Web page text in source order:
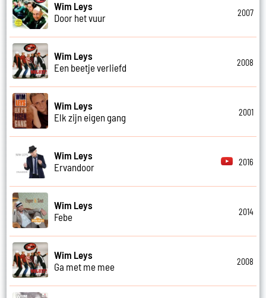
Wim Leys
Door het vuur
2007
Wim Leys
Een beetje verliefd
2008
Wim Leys
Elk zijn eigen gang
2001
Wim Leys
Ervandoor
2016
Wim Leys
Febe
2014
Wim Leys
Ga met me mee
2008